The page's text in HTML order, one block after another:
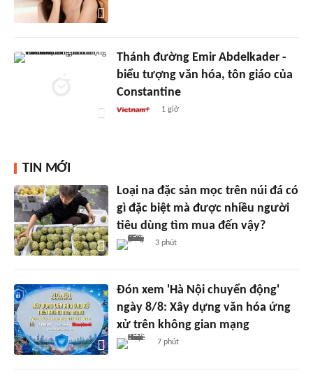
Thánh đường Emir Abdelkader -
biểu tượng văn hóa, tôn giáo của
Constantine
1 giờ
TIN MỚI
Loại na đặc sản mọc trên núi đá có
gì đặc biệt mà được nhiều người
tiêu dùng tìm mua đến vậy?
3 phút
Đón xem 'Hà Nội chuyển động'
ngày 8/8: Xây dựng văn hóa ứng
xử trên không gian mạng
7 phút